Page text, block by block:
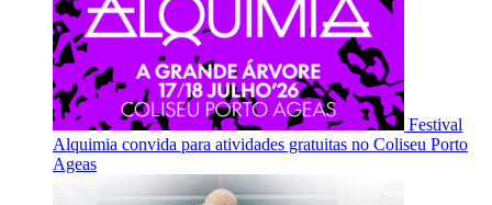
Festival
Alquimia convida para atividades gratuitas no Coliseu Porto
Ageas